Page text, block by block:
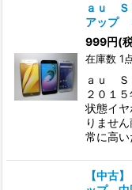
ａｕ Ｓ
アップ
999円(
在庫数 1
ａｕ Ｓ
２０１
状態イ
りませ
常に高
【中古